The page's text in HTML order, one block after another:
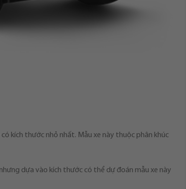
có kích thước nhỏ nhất. Mẫu xe này thuộc phân khúc
dựa vào kích thước có thể dự đoán mẫu xe này